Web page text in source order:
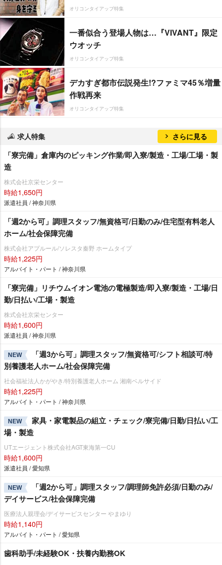
オリコンタイアップ特集
一番似合う登場人物は…『VIVANT』限定
ウオッチ
オリコンタイアップ特集
デカすぎ都市伝説発生!?ファミマ45％増量
作戦再来
オリコンタイアップ特集
求人特集 さらに見る
「寮完備」倉庫内のピッキング作業/即入寮/製造・工場/工場・製
造
株式会社京栄センター
時給1,650円
派遣社員 / 神奈川県
「週2から可」調理スタッフ/無資格可/日勤のみ/住宅型有料老人
ホーム/社会保障完備
株式会社アプルール/ソレスタ秦野 ホームタイプ
時給1,225円
アルバイト・パート / 神奈川県
「寮完備」リチウムイオン電池の電極製造/即入寮/製造・工場/日
勤/日払い/工場・製造
株式会社京栄センター
時給1,600円
派遣社員 / 神奈川県
NEW
「週3から可」調理スタッフ/無資格可/シフト相談可/特
別養護老人ホーム/社会保障完備
社会福祉法人かがやき/特別養護老人ホーム 湘南ベルサイド
時給1,225円
アルバイト・パート / 神奈川県
NEW
家具・家電製品の組立・チェック/寮完備/日勤/日払い/工
場・製造
UTエージェント株式会社AGT東海第一CU
時給1,600円
派遣社員 / 愛知県
NEW
「週2から可」調理スタッフ/調理師免許必須/日勤のみ/
デイサービス/社会保障完備
医療法人親理会/デイサービスセンター やまゆり
時給1,140円
アルバイト・パート / 愛知県
歯科助手/未経験OK・扶養内勤務OK